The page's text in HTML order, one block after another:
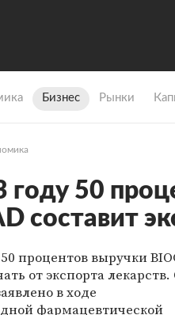
Бизнес Рынки
году 50
составит
процентов выручки
от экспорта
в ходе
фармацевтической